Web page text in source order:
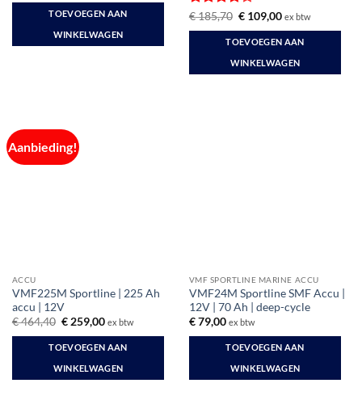
was:
€ 119,10.
is:
€ 72,00.
TOEVOEGEN AAN
WINKELWAGEN
Gewaardeerd
4uit 5
€185,70 Oorspronkelijke
was:
€ 185,70.
€109,00Huidige
is:
€ 109,00.
ex btw
TOEVOEGEN AAN
WINKELWAGEN
Aanbieding!
ACCU
VMF225M Sportline | 225 Ah
accu | 12V
€464,40 Oorspronkelijke
was:
€ 464,40.
€259,00Huidige
is:
€ 259,00.
ex btw
TOEVOEGEN AAN
WINKELWAGEN
VMF SPORTLINE MARINE ACCU
VMF24M Sportline SMF Accu |
12V | 70 Ah | deep-cycle
€79,00 ex btw
TOEVOEGEN AAN
WINKELWAGEN